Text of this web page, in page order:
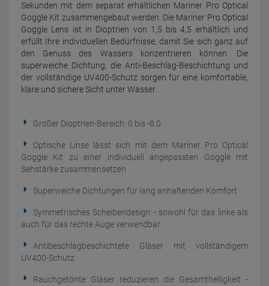
Sekunden mit dem separat erhältlichen Mariner Pro Optical
Goggle Kit zusammengebaut werden. Die Mariner Pro Optical
Goggle Lens ist in Dioptrien von 1,5 bis 4,5 erhältlich und
erfüllt Ihre individuellen Bedürfnisse, damit Sie sich ganz auf
den Genuss des Wassers konzentrieren können. Die
superweiche Dichtung, die Anti-Beschlag-Beschichtung und
der vollständige UV400-Schutz sorgen für eine komfortable,
klare und sichere Sicht unter Wasser.
Großer Dioptrien-Bereich: 0 bis -8.0
Optische Linse lässt sich mit dem Mariner Pro Optical
Goggle Kit zu einer individuell angepassten Goggle mit
Sehstärke zusammensetzen
Superweiche Dichtungen für lang anhaltenden Komfort
Symmetrisches Scheibendesign - sowohl für das linke als
auch für das rechte Auge verwendbar
Antibeschlagbeschichtete Gläser mit vollständigem
UV400-Schutz
Rauchgetönte Gläser reduzieren die Gesamthelligkeit -